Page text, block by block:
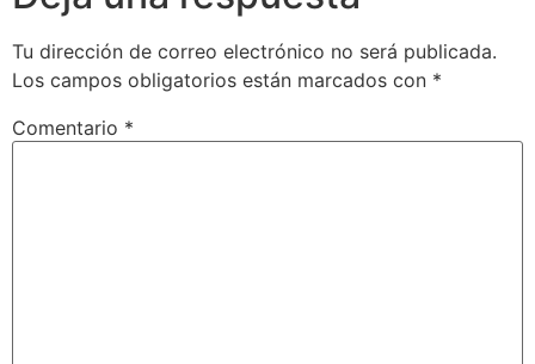
Tu dirección de correo electrónico no será publicada.
Los campos obligatorios están marcados con *
Comentario *